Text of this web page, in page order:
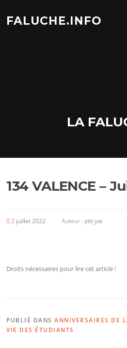
contenu
FALUCHE.INFO
LA
134 VALENCE –
2 juillet 2022 Auteur : ptit joe
Droits nécessaires pour lire cet article !
PUBLIÉ DANSANNIVERSAIRES DE
VIE DES ÉTUDIANTS